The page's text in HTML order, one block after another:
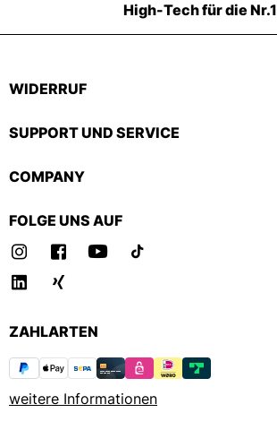
High-Tech für die Nr.1
WIDERRUF
SUPPORT UND SERVICE
COMPANY
FOLGE UNS AUF
ZAHLARTEN
weitere Informationen